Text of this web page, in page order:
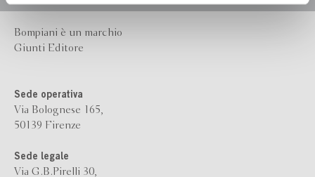
Bompiani è un marchio
Giunti Editore
Sede operativa
Via Bolognese 165,
50139 Firenze
Sede legale
Via G.B.Pirelli 30,